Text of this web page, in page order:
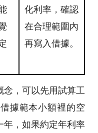
化利率，確認
在合理範圍內
再寫入借據。
，可以先用試算工
據範本小額裡的空
年，如果約定年利率